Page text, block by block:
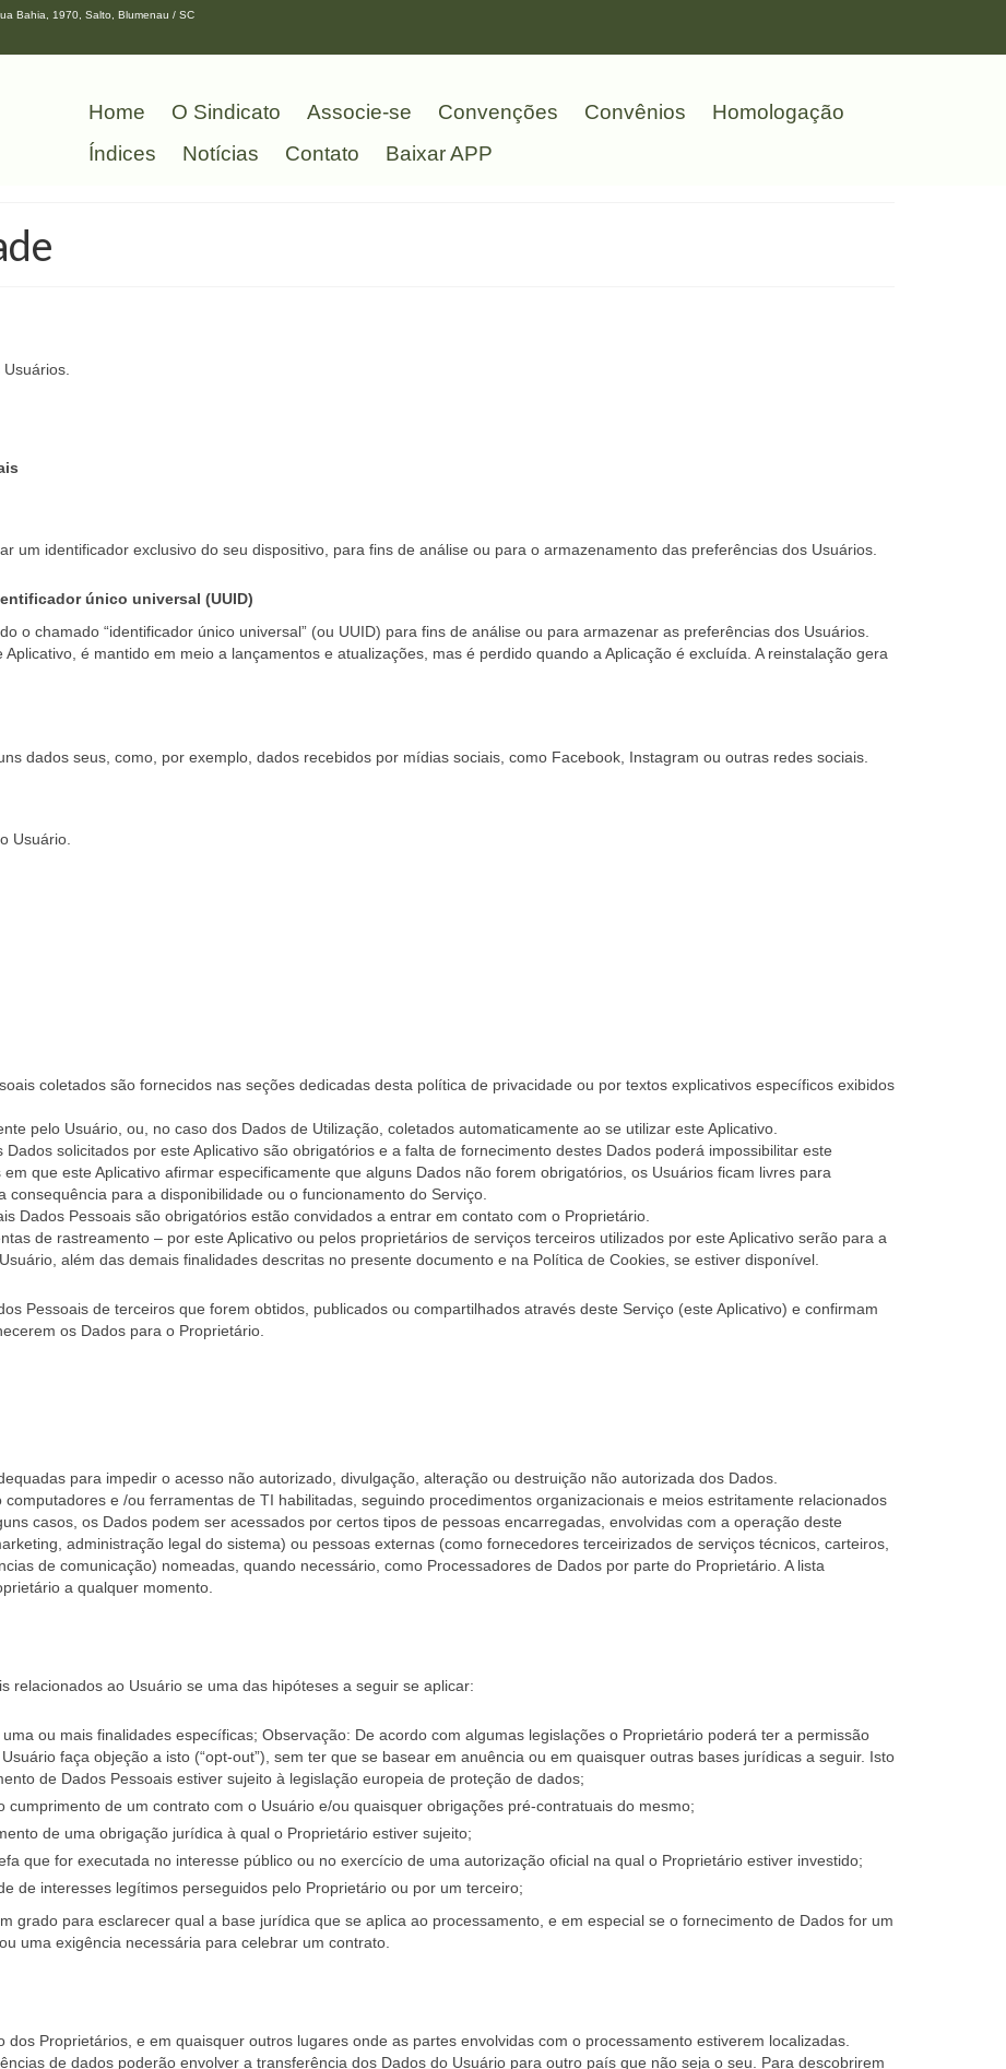
Bahia, 1970, Salto, Blumenau / SC
Home O Sindicato Associe-se Convenções Convênios
Homologação
Índices
Notícias Contato Baixar APP
um identificador exclusivo do seu dispositivo, para fins de análise ou para o armazenamento das preferências dos Usuários.
único universal (UUID)
o chamado “identificador único universal” (ou UUID) para fins de análise ou para armazenar as preferências dos Usuários.
é mantido em meio a lançamentos e atualizações, mas é perdido quando a Aplicação é excluída. A reinstalação gera
dados seus, como, por exemplo, dados recebidos por mídias sociais, como Facebook, Instagram ou outras redes sociais.
Usuário.
coletados são fornecidos nas seções dedicadas desta política de privacidade ou por textos explicativos específicos exibidos
pelo Usuário, ou, no caso dos Dados de Utilização, coletados automaticamente ao se utilizar este Aplicativo.
solicitados por este Aplicativo são obrigatórios e a falta de fornecimento destes Dados poderá impossibilitar este
que este Aplicativo afirmar especificamente que alguns Dados não forem obrigatórios, os Usuários ficam livres para
para a disponibilidade ou o funcionamento do Serviço.
Dados Pessoais são obrigatórios estão convidados a entrar em contato com o Proprietário.
de rastreamento – por este Aplicativo ou pelos proprietários de serviços terceiros utilizados por este Aplicativo serão para a
além das demais finalidades descritas no presente documento e na Política de Cookies, se estiver disponível.
Pessoais de terceiros que forem obtidos, publicados ou compartilhados através deste Serviço (este Aplicativo) e confirmam
os Dados para o Proprietário.
para impedir o acesso não autorizado, divulgação, alteração ou destruição não autorizada dos Dados.
e /ou ferramentas de TI habilitadas, seguindo procedimentos organizacionais e meios estritamente relacionados
casos, os Dados podem ser acessados por certos tipos de pessoas encarregadas, envolvidas com a operação deste
administração legal do sistema) ou pessoas externas (como fornecedores terceirizados de serviços técnicos, carteiros,
de comunicação) nomeadas, quando necessário, como Processadores de Dados por parte do Proprietário. A lista
a qualquer momento.
relacionados ao Usuário se uma das hipóteses a seguir se aplicar:
ou mais finalidades específicas; Observação: De acordo com algumas legislações o Proprietário poderá ter a permissão
faça objeção a isto (“opt-out”), sem ter que se basear em anuência ou em quaisquer outras bases jurídicas a seguir. Isto
de Dados Pessoais estiver sujeito à legislação europeia de proteção de dados;
de um contrato com o Usuário e/ou quaisquer obrigações pré-contratuais do mesmo;
de uma obrigação jurídica à qual o Proprietário estiver sujeito;
que for executada no interesse público ou no exercício de uma autorização oficial na qual o Proprietário estiver investido;
de interesses legítimos perseguidos pelo Proprietário ou por um terceiro;
grado para esclarecer qual a base jurídica que se aplica ao processamento, e em especial se o fornecimento de Dados for um
uma exigência necessária para celebrar um contrato.
Proprietários, e em quaisquer outros lugares onde as partes envolvidas com o processamento estiverem localizadas.
de dados poderão envolver a transferência dos Dados do Usuário para outro país que não seja o seu. Para descobrirem